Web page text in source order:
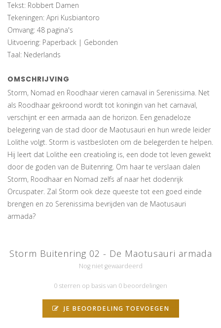
Tekst: Robbert Damen
Tekeningen: Apri Kusbiantoro
Omvang: 48 pagina's
Uitvoering: Paperback | Gebonden
Taal: Nederlands
OMSCHRIJVING
Storm, Nomad en Roodhaar vieren carnaval in Serenissima. Net
als Roodhaar gekroond wordt tot koningin van het carnaval,
verschijnt er een armada aan de horizon. Een genadeloze
belegering van de stad door de Maotusauri en hun wrede leider
Lolithe volgt. Storm is vastbesloten om de belegerden te helpen.
Hij leert dat Lolithe een creatioling is, een dode tot leven gewekt
door de goden van de Buitenring. Om haar te verslaan dalen
Storm, Roodhaar en Nomad zelfs af naar het dodenrijk
Orcuspater. Zal Storm ook deze queeste tot een goed einde
brengen en zo Serenissima bevrijden van de Maotusauri
armada?
Storm Buitenring 02 - De Maotusauri armada
Nog niet gewaardeerd
0 sterren op basis van 0 beoordelingen
JE BEOORDELING TOEVOEGEN